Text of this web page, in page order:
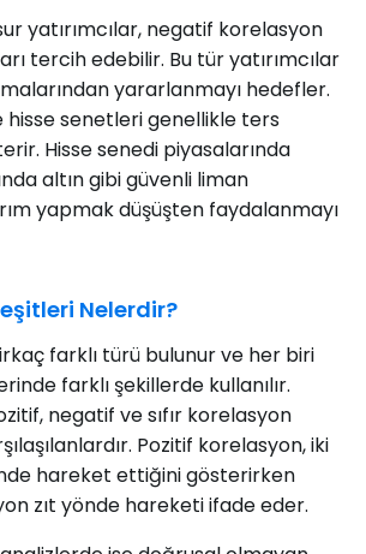
yatırımcılar, negatif korelasyon
tercih edebilir. Bu tür yatırımcılar
yararlanmayı hedefler.
hisse senetleri genellikle ters
Hisse senedi piyasalarında
altın gibi güvenli liman
yapmak düşüşten faydalanmayı
Nelerdir?
farklı türü bulunur ve her biri
farklı şekillerde kullanılır.
negatif ve sıfır korelasyon
Pozitif korelasyon, iki
hareket ettiğini gösterirken
zıt yönde hareketi ifade eder.